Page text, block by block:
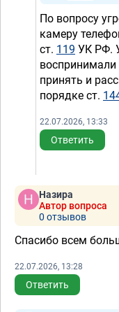
По вопросу
камеру
ст. 119 УК РФ.
принять и
порядке ст.
22.07.2026, 13:33
Ответить
Назира
Автор вопроса
0 отзывов
Спасибо всем
22.07.2026, 13:28
Ответить